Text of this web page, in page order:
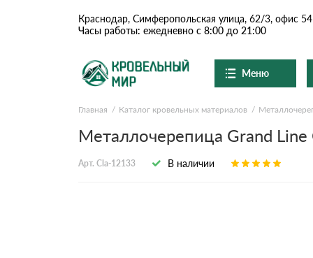
Краснодар, Симферопольская улица, 62/3, офис 54
Часы работы: ежедневно с 8:00 до 21:00
Меню
О компании
Доставка и оплата
Вопросы-ответы
Контакты
Ондулин и шифер
Главная Каталог кровельных материалов
Металлочерепица Grand
Арт. Cla-12133 В наличии